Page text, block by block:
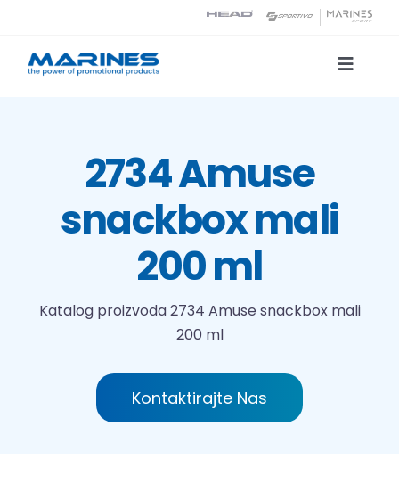
content
Toggle
Tehnologije tiska
O nama
2734 Amuse
snackbox mali
200 ml
Katalog proizvoda2734 Amuse snackbox mali
200 ml
Kontaktirajte Nas